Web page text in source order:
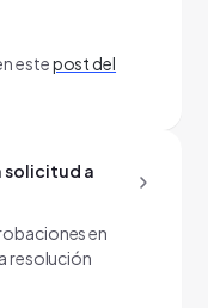
estepost del
solicitud a
en
resolución